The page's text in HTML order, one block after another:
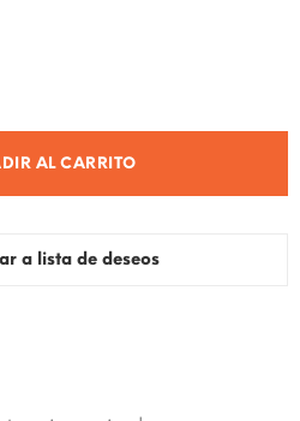
AL CARRITO
a lista de deseos